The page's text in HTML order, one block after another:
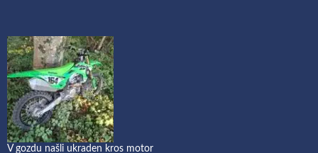
V gozdu našli ukraden kros motor